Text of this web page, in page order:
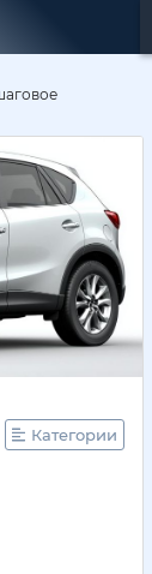
Категории